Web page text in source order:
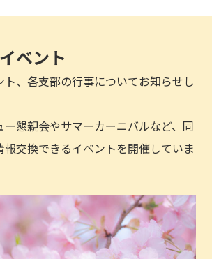
ベント
、各支部の行事についてお知らせし
ー懇親会やサマーカーニバルなど、同
報交換できるイベントを開催していま